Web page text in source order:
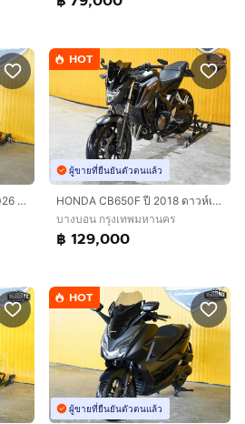
KAWASAKI KLX230 SE ปี 2026 ดาวห์เริ่มต้นที่ 25,000 บ.
HOT
ผู้ขายที่ยืนยันตัวตนแล้ว
HONDA CB650F ปี 2018 ดาวห์เริ่มต้นที่ 9,000 บ.
บางบอน กรุงเทพมหานคร
฿ 129,000
HOT
ผู้ขายที่ยืนยันตัวตนแล้ว